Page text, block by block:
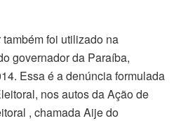
foi utilizado na
governador da Paraíba,
Essa é a denúncia formulada
nos autos da Ação de
, chamada Aije do